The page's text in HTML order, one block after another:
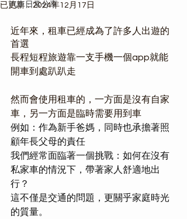
汽車日常分享
已更新：2024年12月17日
近年來，租車已經成為了許多人出遊的
首選
長程短程旅遊靠一支手機一個app就能
開車到處趴趴走
然而會使用租車的，一方面是沒有自家
車，另一方面是臨時需要用到車
例如：作為新手爸媽，同時也承擔著照
顧年長父母的責任
我們經常面臨著一個挑戰：如何在沒有
私家車的情況下，帶著家人舒適地出
行？
這不僅是交通的問題，更關乎家庭時光
的質量。